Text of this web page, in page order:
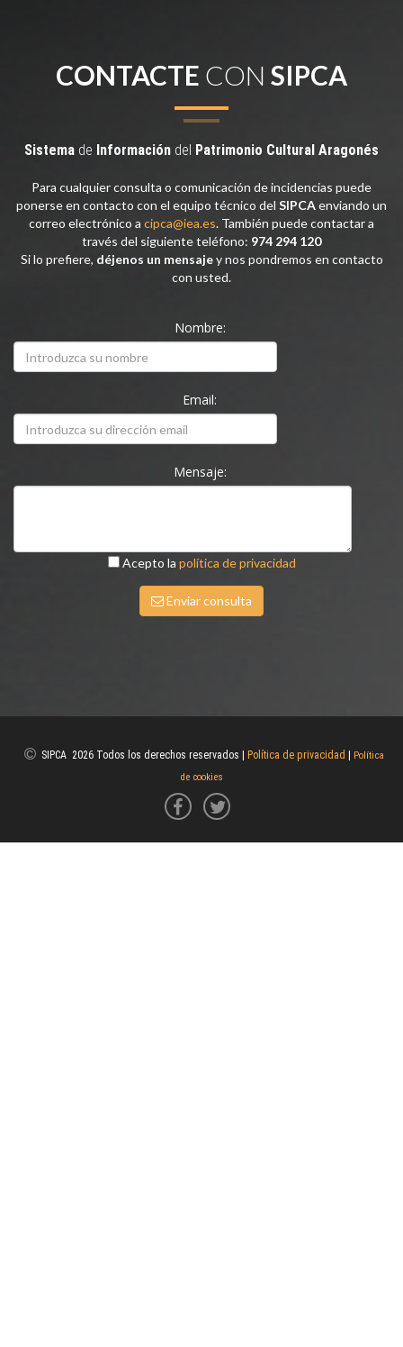
CONTACTE CON SIPCA
Sistema de Información del Patrimonio Cultural Aragonés
Para cualquier consulta o comunicación de incidencias puede
ponerse en contacto con el equipo técnico del SIPCAenviando un
correo electrónico a cipca@iea.es. También puede contactar a
través del siguiente teléfono: 974 294 120
Si lo prefiere, déjenos un mensajey nos pondremos en contacto
con usted.
Nombre:
Email:
Mensaje:
Acepto la política de privacidad
Enviar consulta
SIPCA 2026 Todos los derechos reservados | Política de privacidad
Política
de cookies